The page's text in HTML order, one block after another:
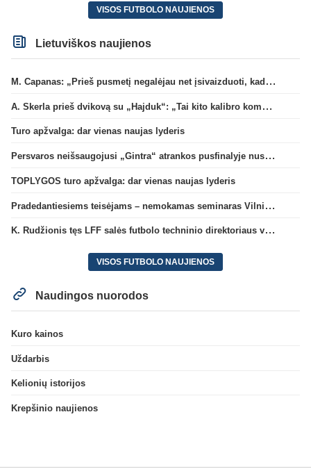
VISOS FUTBOLO NAUJIENOS
Lietuviškos naujienos
M. Capanas: „Prieš pusmetį negalėjau net įsivaizduoti, kad žaisime prieš „Hajduk“
A. Skerla prieš dvikovą su „Hajduk“: „Tai kito kalibro komanda“
Turo apžvalga: dar vienas naujas lyderis
Persvaros neišsaugojusi „Gintra“ atrankos pusfinalyje nusileido Škotijos čempionėms
TOPLYGOS turo apžvalga: dar vienas naujas lyderis
Pradedantiesiems teisėjams – nemokamas seminaras Vilniuje šį penktadienį
K. Rudžionis tęs LFF salės futbolo techninio direktoriaus veiklą
VISOS FUTBOLO NAUJIENOS
Naudingos nuorodos
Kuro kainos
Uždarbis
Kelionių istorijos
Krepšinio naujienos